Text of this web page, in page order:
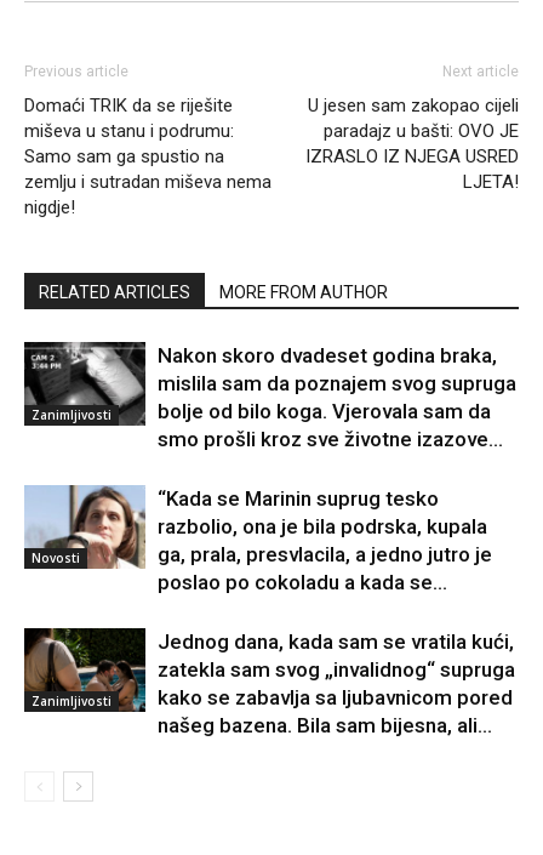
Previous article
Domaći TRIK da se riješite
miševa u stanu i podrumu:
Samo sam ga spustio na
zemlju i sutradan miševa nema
nigdje!
Next article
U jesen sam zakopao cijeli
paradajz u bašti: OVO JE
IZRASLO IZ NJEGA USRED
LJETA!
RELATED ARTICLES MORE FROM AUTHOR
Zanimljivosti
Nakon skoro dvadeset godina braka,
mislila sam da poznajem svog supruga
bolje od bilo koga. Vjerovala sam da
smo prošli kroz sve životne izazove...
Novosti
“Kada se Marinin suprug tesko
razbolio, ona je bila podrska, kupala
ga, prala, presvlacila, a jedno jutro je
poslao po cokoladu a kada se...
Zanimljivosti
Jednog dana, kada sam se vratila kući,
zatekla sam svog „invalidnog“ supruga
kako se zabavlja sa ljubavnicom pored
našeg bazena. Bila sam bijesna, ali...